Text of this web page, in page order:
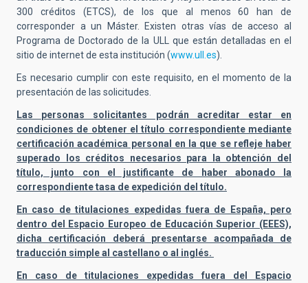
300 créditos (ETCS), de los que al menos 60 han de
corresponder a un Máster. Existen otras vías de acceso al
Programa de Doctorado de la ULL que están detalladas en el
sitio de internet de esta institución (www.ull.es).
Es necesario cumplir con este requisito, en el momento de la
presentación de las solicitudes.
Las personas solicitantes podrán acreditar estar en
condiciones de obtener el título correspondiente mediante
certificación académica personal en la que se refleje haber
superado los créditos necesarios para la obtención del
título, junto con el justificante de haber abonado la
correspondiente tasa de expedición del título.
En caso de titulaciones expedidas fuera de España, pero
dentro del Espacio Europeo de Educación Superior (EEES),
dicha certificación deberá presentarse acompañada de
traducción simple al castellano o al inglés.
En caso de titulaciones expedidas fuera del Espacio